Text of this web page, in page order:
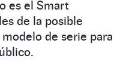
es el Smart
de la posible
de serie para